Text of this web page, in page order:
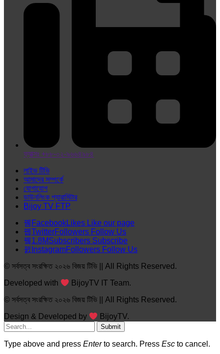
ফ্যাক্সঃ +৮৮-০২-৯৬৬৪৯৮৪
লাইভ টিভি
আমাদের সম্পর্কে
যোগাযোগ
ডাউনলিংক প্যারামিটার
Bijoy TV FTP
FacebookLikes Like our page
TwitterFollowers Follow Us
1.8MSubscribers Subscribe
InstagramFollowers Follow Us
© সর্বসত্ব সংরক্ষিত ২০২৬ বিজয় টিভি || All Rights Reserved.
Developed with
BijoyTV IT Team.
© সর্বসত্ব সংরক্ষিত ২০২৬ বিজয় টিভি || All Rights Reserved.
Design & Developed by BijoyTV.
Submit
Type above and press Enterto search. Press Esc to cancel.